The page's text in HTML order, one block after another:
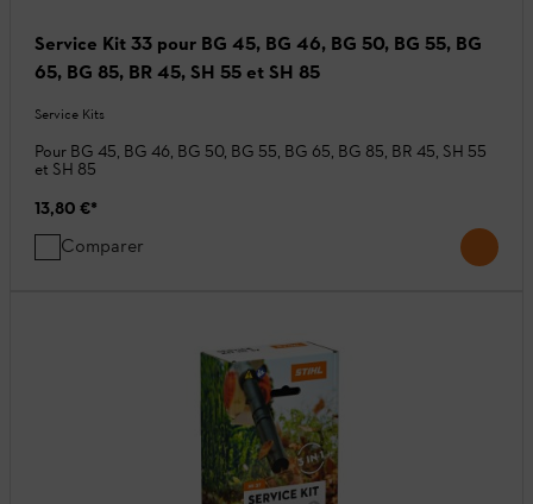
Service Kit 33 pour BG 45, BG 46, BG 50, BG 55, BG
65, BG 85, BR 45, SH 55 et SH 85
Service Kits
Pour BG 45, BG 46, BG 50, BG 55, BG 65, BG 85, BR 45, SH 55
et SH 85
13,80 €*
Comparer